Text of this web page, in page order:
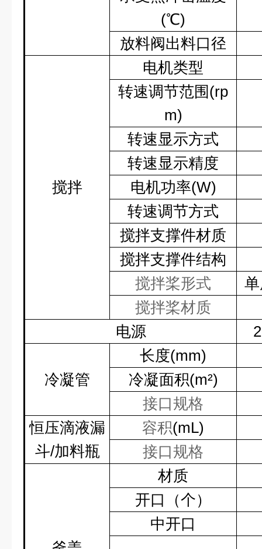
(℃)
放料阀出料口径
搅拌
电机类型
转速调节范围(rp
m)
转速显示方式
转速显示精度
电机功率(W)
转速调节方式
搅拌支撑件材质
搅拌支撑件结构
搅拌桨形式
搅拌桨材质
电源
冷凝管
长度(mm)
冷凝面积(m²)
接口规格
恒压滴液漏
斗/加料瓶
容积(mL)
接口规格
材质
开口（个）
中开口